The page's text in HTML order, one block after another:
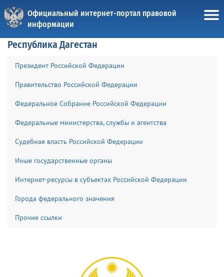
Официальный интернет-портал правовой
информации
Республика Дагестан
Президент Российской Федерации
Правительство Российской Федерации
Федеральное Собрание Российской Федерации
Федеральные министерства, службы и агентства
Судебная власть Российской Федерации
Иные государственные органы
Интернет-ресурсы в субъектах Российской Федерации
Города федерального значения
Прочие ссылки